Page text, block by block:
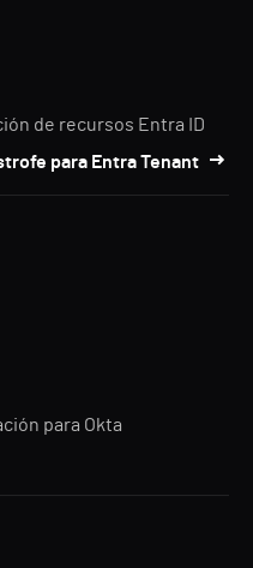
de recursos Entra ID
para Entra Tenant
para Okta